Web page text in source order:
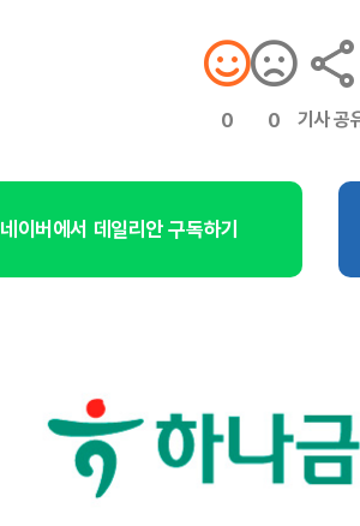
0 0 기사 공
네이버에서 데일리안 구독하기